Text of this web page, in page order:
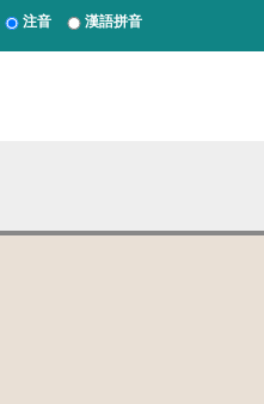
注音 漢語拼音